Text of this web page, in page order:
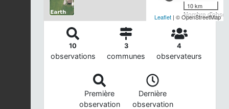
Nombre
10 km
Leaflet | © OpenStreetMap
10
observations
3
communes
4
observateurs
Première
observation
Dernière
observation